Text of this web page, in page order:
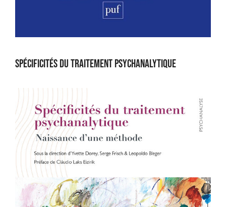
Spécificités du traitement psychanalytique